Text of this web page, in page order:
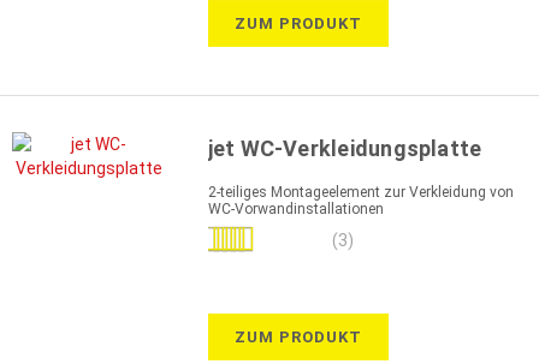
ZUM PRODUKT
jet WC-Verkleidungsplatte
2-teiliges Montageelement zur Verkleidung von
WC-Vorwandinstallationen
Bewertung:
(3)
ZUM PRODUKT